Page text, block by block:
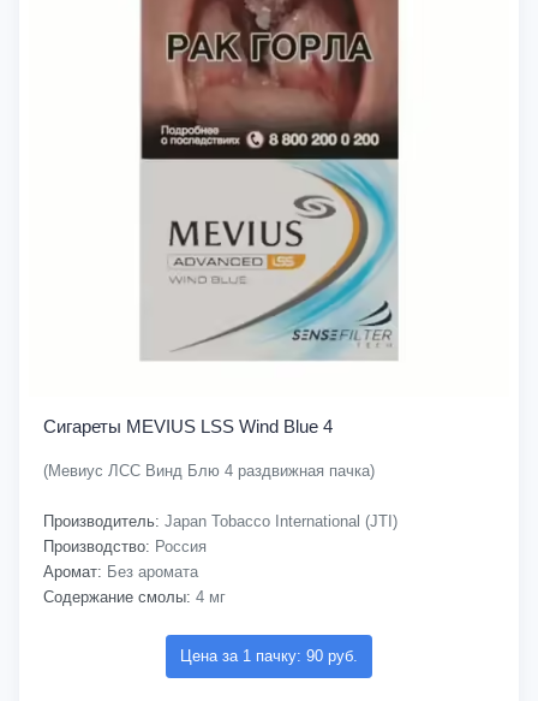
Сигареты MEVIUS LSS Wind Blue 4
(Мевиус ЛСС Винд Блю 4 раздвижная пачка)
Производитель: Japan Tobacco International (JTI)
Производство: Россия
Аромат: Без аромата
Содержание смолы: 4 мг
Цена за 1 пачку: 90 руб.